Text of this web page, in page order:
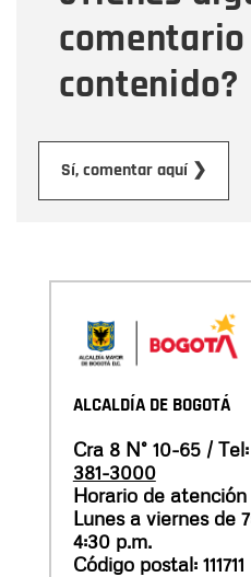
contenido?
Sí, comentar aquí ❯
ALCALDÍA DE BOGOTÁ
Cra 8 N° 10-65 / Tel:
381-3000
Horario de
Lunes a viernes de
4:30 p.m.
Código postal: 111711